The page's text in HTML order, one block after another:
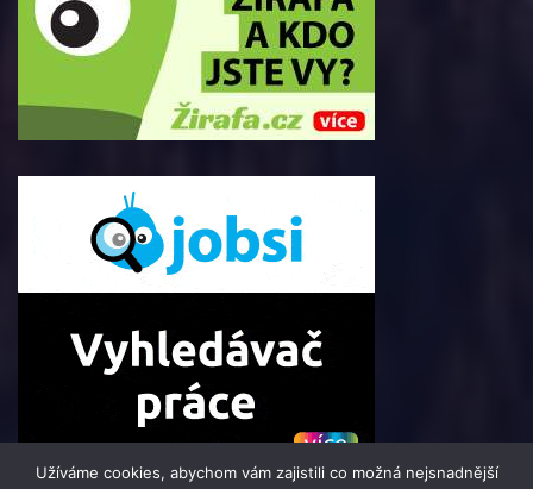
Užíváme cookies, abychom vám zajistili co možná nejsnadnější